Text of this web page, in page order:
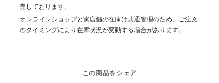
売しております。
オンラインショップと実店舗の在庫は共通管理のため、ご注文
のタイミングにより在庫状況が変動する場合があります。
この商品をシェア